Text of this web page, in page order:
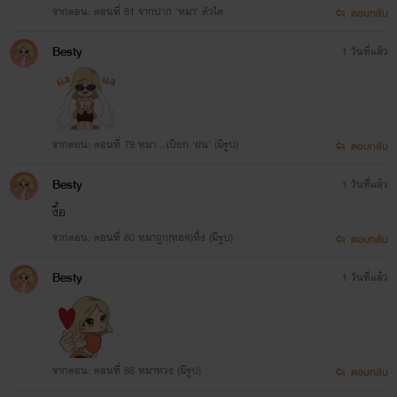
จากตอน: ตอนที่ 81 จากปาก ‘หมา’ ตัวโต ตอบกลับ
Besty
จากตอน: ตอนที่ 79 หมา…เปียก ‘ฝน’ (มีรูป)
1 วันที่แล้ว
ตอบกลับ
Besty
งื้อ
จากตอน: ตอนที่ 80 หมาถูก(ทอด)ทิ้ง (มีรูป)
1 วันที่แล้ว
ตอบกลับ
Besty
จากตอน: ตอนที่ 88 หมาหวง (มีรูป)
1 วันที่แล้ว
ตอบกลับ